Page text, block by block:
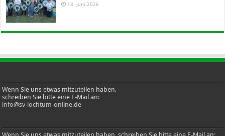
18. Juni 2026
Wenn Sie uns etwas mitzuteilen haben,
schreiben Sie bitte eine E-Mail an:
info@sv-lochtum-online.de